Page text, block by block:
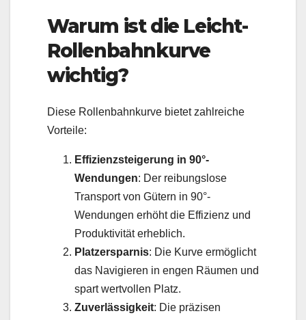
Warum ist die Leicht-
Rollenbahnkurve
wichtig?
Diese Rollenbahnkurve bietet zahlreiche
Vorteile:
Effizienzsteigerung in 90°-
Wendungen: Der reibungslose
Transport von Gütern in 90°-
Wendungen erhöht die Effizienz und
Produktivität erheblich.
Platzersparnis: Die Kurve ermöglicht
das Navigieren in engen Räumen und
spart wertvollen Platz.
Zuverlässigkeit: Die präzisen